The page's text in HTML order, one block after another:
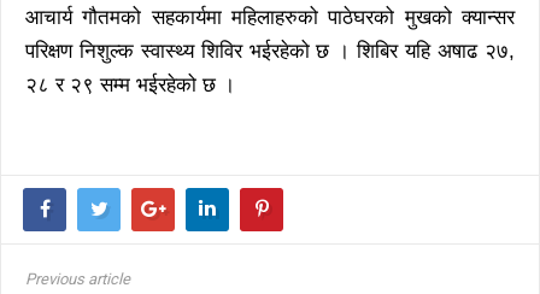
आचार्य गौतमको सहकार्यमा महिलाहरुको पाठेघरको मुखको क्यान्सर
परिक्षण निशुल्क स्वास्थ्य शिविर भईरहेको छ । शिबिर यहि अषाढ २७,
२८ र २९ सम्म भईरहेको छ ।
Previous article